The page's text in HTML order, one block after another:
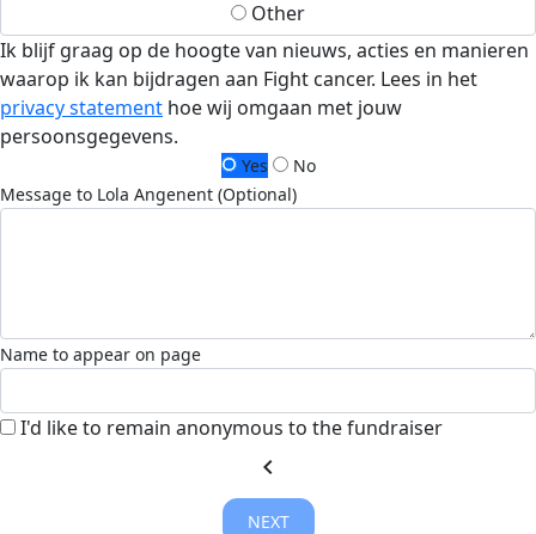
Other
Ik blijf graag op de hoogte van nieuws, acties en manieren
waarop ik kan bijdragen aan Fight cancer. Lees in het
privacy statement hoe wij omgaan met jouw
persoonsgegevens.
Yes
No
Message to Lola Angenent (Optional)
Name to appear on page
I'd like to remain anonymous to the fundraiser
chevron_left
NEXT